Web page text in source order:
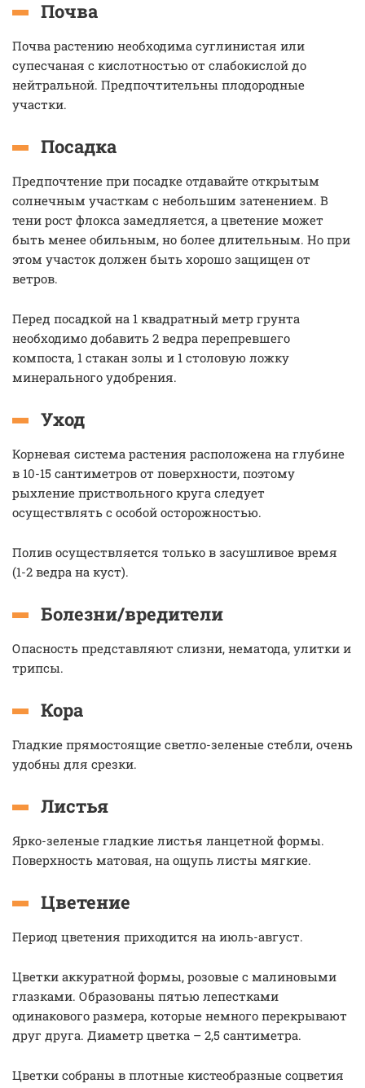
Почва
Почва растению необходима суглинистая или
супесчаная с кислотностью от слабокислой до
нейтральной. Предпочтительны плодородные
участки.
Посадка
Предпочтение при посадке отдавайте открытым
солнечным участкам с небольшим затенением. В
тени рост флокса замедляется, а цветение может
быть менее обильным, но более длительным. Но при
этом участок должен быть хорошо защищен от
ветров.
Перед посадкой на 1 квадратный метр грунта
необходимо добавить 2 ведра перепревшего
компоста, 1 стакан золы и 1 столовую ложку
минерального удобрения.
Уход
Корневая система растения расположена на глубине
в 10-15 сантиметров от поверхности, поэтому
рыхление приствольного круга следует
осуществлять с особой осторожностью.
Полив осуществляется только в засушливое время
(1-2 ведра на куст).
Болезни/вредители
Опасность представляют слизни, нематода, улитки и
трипсы.
Кора
Гладкие прямостоящие светло-зеленые стебли, очень
удобны для срезки.
Листья
Ярко-зеленые гладкие листья ланцетной формы.
Поверхность матовая, на ощупь листы мягкие.
Цветение
Период цветения приходится на июль-август.
Цветки аккуратной формы, розовые с малиновыми
глазками. Образованы пятью лепестками
одинакового размера, которые немного перекрывают
друг друга. Диаметр цветка – 2,5 сантиметра.
Цветки собраны в плотные кистеобразные соцветия